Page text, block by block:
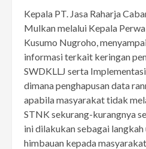
Kepala PT. Jasa Raharja
Mulkan melalui Kepala
Kusumo Nugroho,
informasi terkait keringan
SWDKLLJ serta
dimana penghapusan data
apabila masyarakat tidak
STNK sekurang-kurangnya
ini dilakukan sebagai
himbauan kepada